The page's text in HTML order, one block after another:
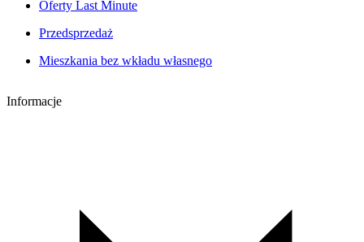
Oferty Last Minute
Przedsprzedaż
Mieszkania bez wkładu własnego
Informacje